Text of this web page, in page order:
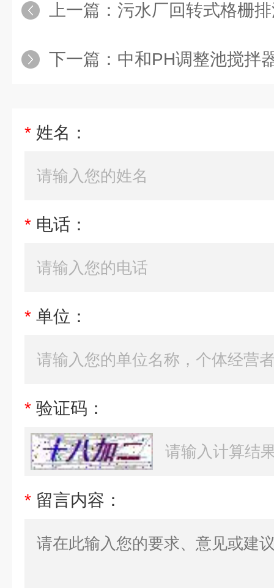
上一篇： 污水厂回转式格栅
下一篇： 中和PH调整池搅拌
* 姓名：
* 电话：
* 单位：
* 验证码：
* 留言内容：